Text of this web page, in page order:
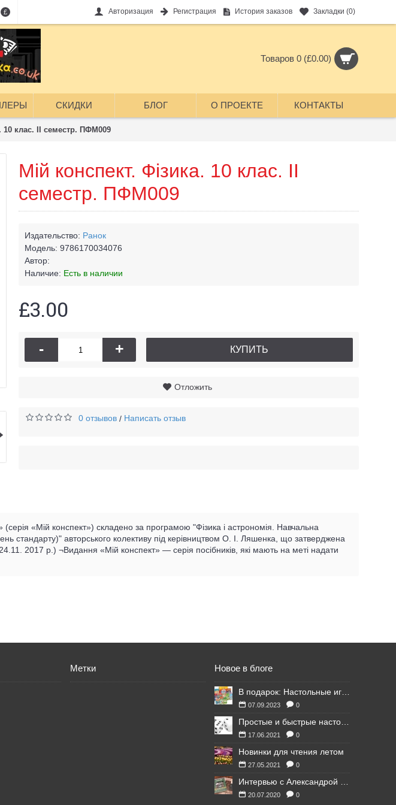
£ Авторизация Регистрация История заказов Закладки (0)
Товаров 0 (£0.00)
СКИДКИ БЛОГ О ПРОЕКТЕ КОНТАКТЫ
10 клас. II семестр. ПФМ009
Мій конспект. Фізика. 10 клас. II
семестр. ПФМ009
Издательство: Ранок
Модель: 9786170034076
Автор:
Наличие: Есть в наличии
£3.00
- + КУПИТЬ
Отложить
0 отзывов / Написать отзыв
«Мій конспект») складено за програмою "Фізика і астрономія. Навчальна
стандарту)" авторського колективу під керівництвом О. І. Ляшенка, що затверджена
2017 р.) ¬Видання «Мій конспект» — серія посібників, які мають на меті надати
Метки Новое в блоге
07.09.2023 0
17.06.2021 0
Новинки для чтения летом
27.05.2021 0
20.07.2020 0